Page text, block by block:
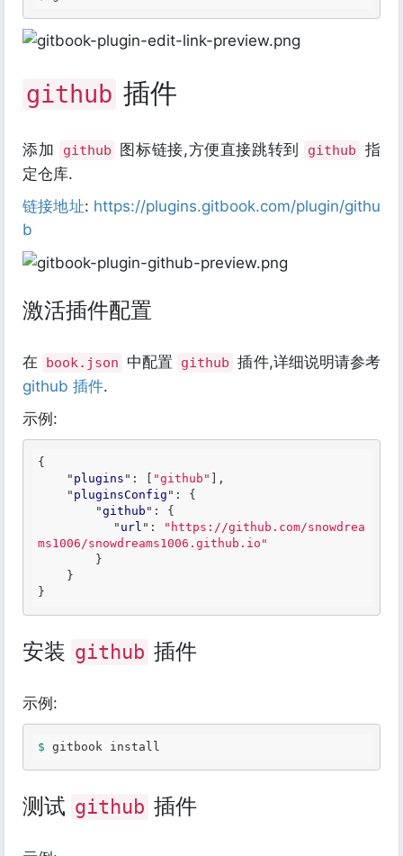
github 插件
添加 github 图标链接,方便直接跳转到 github
指
定仓库.
链接地址: https://plugins.gitbook.com/plugin/githu
b
激活插件配置
在 book.json 中配置 github 插件,详细说明请参考
github 插件.
示例:
{
    "
plugins ": "github"
,
    "
pluginsConfig ": {
        "
github ": {
          "
url ":
"https://github.com/snowdrea
ms1006/snowdreams1006.github.io"
}
安装 github 插件
示例:
$
测试 github 插件